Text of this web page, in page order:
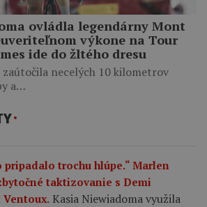
ovládla legendárny Mont
výkone na Tour
ide do žltého dresu
necelých 10 kilometrov
a…
pripadalo trochu hlúpe.“ Marlen
taktizovanie s Demi
Kasia Niewiadoma využila